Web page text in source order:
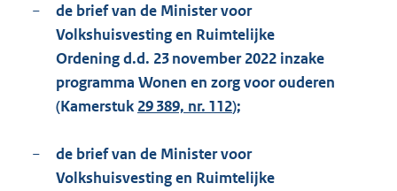
−
de brief van de Minister voor
Volkshuisvesting en Ruimtelijke
Ordening d.d. 23 november 2022 inzake
programma Wonen en zorg voor ouderen
(Kamerstuk 29 389, nr. 112);
−
de brief van de Minister voor
Volkshuisvesting en Ruimtelijke